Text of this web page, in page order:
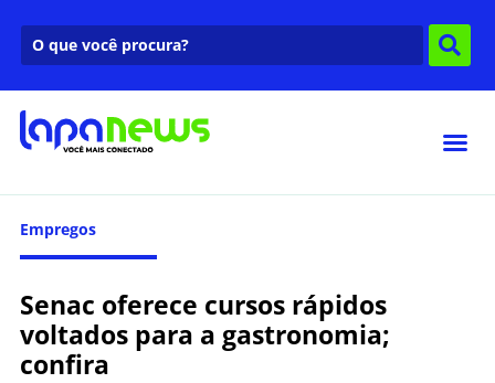
Empregos
Senac oferece cursos rápidos
voltados para a gastronomia;
confira